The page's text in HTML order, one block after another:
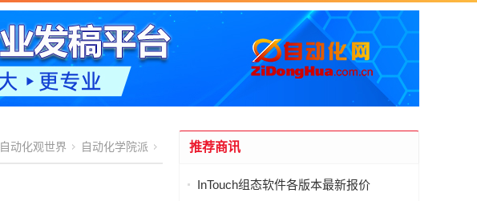
自动化观世界 自动化学院派 推荐商讯
InTouch组态软件各版本最新报价